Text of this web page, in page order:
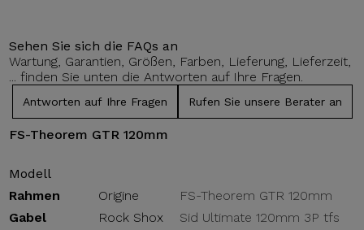
Sehen Sie sich die FAQs an
Wartung, Garantien, Größen, Farben, Lieferung, Lieferzeit,
... finden Sie unten die Antworten auf Ihre Fragen.
Antworten auf Ihre Fragen Rufen Sie unsere Berater an
FS-Theorem GTR 120mm
Modell
Rahmen
Origine
FS-Theorem GTR 120mm
Gabel
Rock Shox
Sid Ultimate 120mm 3P tfs